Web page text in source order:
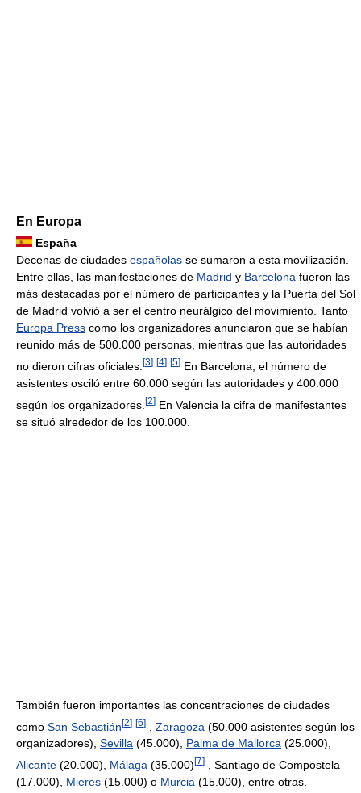
En Europa
España
Decenas de ciudades españolas se sumaron a esta movilización.
Entre ellas, las manifestaciones de Madrid y Barcelona fueron las
más destacadas por el número de participantes y la Puerta del Sol
de Madrid volvió a ser el centro neurálgico del movimiento. Tanto
Europa Press como los organizadores anunciaron que se habían
reunido más de 500.000 personas, mientras que las autoridades
no dieron cifras oficiales. [3] [4] [5] En Barcelona, el número de
asistentes osciló entre 60.000 según las autoridades y 400.000
según los organizadores. [2] En Valencia la cifra de manifestantes
se situó alrededor de los 100.000.
También fueron importantes las concentraciones de ciudades
como San Sebastián[2] [6] Zaragoza (50.000 asistentes según los
organizadores), Sevilla (45.000), Palma de Mallorca (25.000),
Alicante (20.000), Málaga (35.000) [7]
, Santiago de Compostela
(17.000), Mieres (15.000) o Murcia (15.000), entre otras.